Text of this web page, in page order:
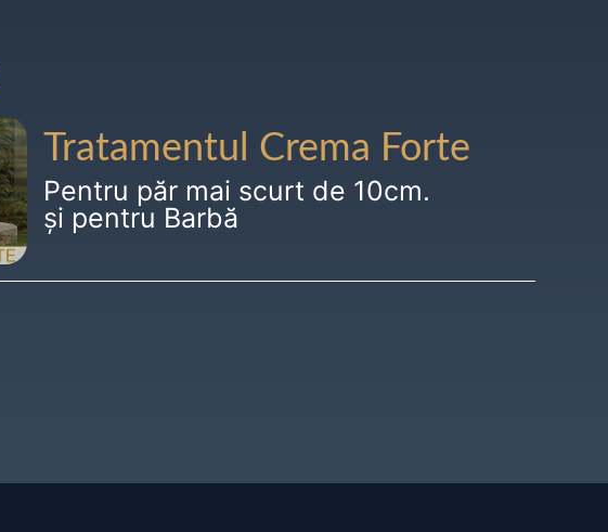
Tratamentul Crema Forte
Pentru păr mai scurt de 10cm.
și pentru Barbă